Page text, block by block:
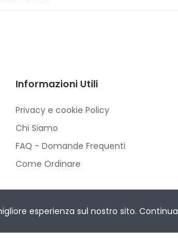
Informazioni Utili
Privacy e cookie Policy
Chi Siamo
FAQ - Domande Frequenti
Come Ordinare
esperienza sul nostro sito.